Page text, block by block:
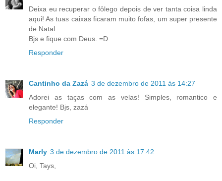
Deixa eu recuperar o fôlego depois de ver tanta coisa linda
aqui! As tuas caixas ficaram muito fofas, um super presente
de Natal.
Bjs e fique com Deus. =D
Responder
Cantinho da Zazá 3 de dezembro de 2011 às 14:27
Adorei as taças com as velas! Simples, romantico e
elegante! Bjs, zazá
Responder
Marly 3 de dezembro de 2011 às 17:42
Oi, Tays,